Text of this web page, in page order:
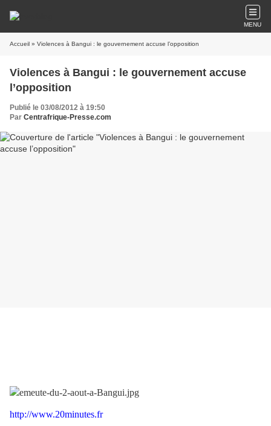
MENU
Accueil » Violences à Bangui : le gouvernement accuse l’opposition
Violences à Bangui : le gouvernement accuse
l’opposition
Publié le 03/08/2012 à 19:50
Par Centrafrique-Presse.com
http://www.20minutes.fr